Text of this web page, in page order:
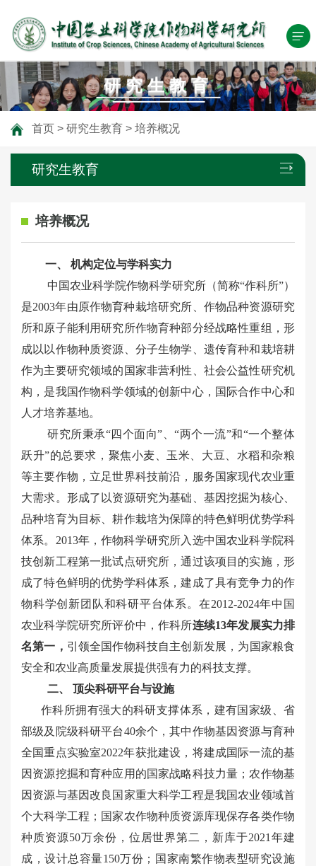
研究生教育
首页 > 研究生教育 > 培养概况
研究生教育
培养概况
一、 机构定位与学科实力
中国农业科学院作物科学研究所（简称“作科所”）
是2003年由原作物育种栽培研究所、作物品种资源研究
所和原子能利用研究所作物育种部分经战略性重组，形
成以以作物种质资源、分子生物学、遗传育种和栽培耕
作为主要研究领域的国家非营利性、社会公益性研究机
构，是我国作物科学领域的创新中心，国际合作中心和
人才培养基地。
研究所秉承“四个面向”、“两个一流”和“一个整体
跃升”的总要求，聚焦小麦、玉米、大豆、水稻和杂粮
等主要作物，立足世界科技前沿，服务国家现代农业重
大需求。形成了以资源研究为基础、基因挖掘为核心、
品种培育为目标、耕作栽培为保障的特色鲜明优势学科
体系。 2013年，作物科学研究所入选中国农业科学院科
技创新工程第一批试点研究所，通过该项目的实施，形
成了特色鲜明的优势学科体系，建成了具有竞争力的作
物科学创新团队和科研平台体系。 在2012-2024年中国
农业科学院研究所评价中，作科所连续13年发展实力排
名第一 ， 引领全国作物科技自主创新发展， 为国家粮食
安全和农业高质量发展提供强有力的科技支撑。
二、 顶尖科研平台与设施
作科所拥有强大的科研支撑体系，建有国家级、省
部级及院级科研平台40余个，其中作物基因资源与育种
全国重点实验室2022年获批建设，将建成国际⼀流的基
因资源挖掘和育种应用的国家战略科技力量；农作物基
因资源与基因改良国家重大科学工程是我国农业领域首
个大科学工程；国家农作物种质资源库现保存各类作物
种质资源50万余份，位居世界第二，新库于2021年建
成，设计总容量150万份；国家南繁作物表型研究设施